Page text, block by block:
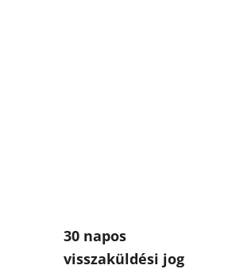
30 napos
visszaküldési jog